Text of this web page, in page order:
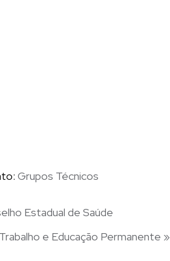
Grupos Técnicos
Estadual de Saúde
e Educação Permanente »